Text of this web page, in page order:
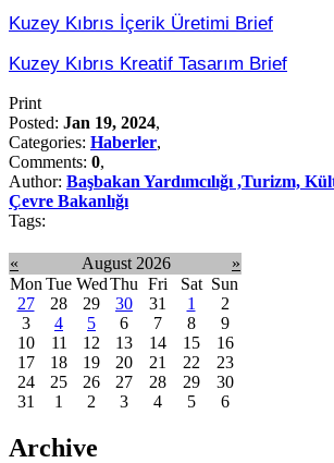
Kuzey Kıbrıs İçerik Üretimi Brief
Kuzey Kıbrıs Kreatif Tasarım Brief
Print
Posted: Jan 19, 2024,
Categories: Haberler,
Comments: 0,
Author: Başbakan Yardımcılığı ,Turizm,
Çevre Bakanlığı
Tags:
« August 2026
»
Mon Tue WedThu Fri Sat Sun
27
28 29 30 31 1
2
3
4 5 6 7 8
9
10
11 12 13 14 15
16
17
18 19 20 21 22
23
24
25 26 27 28 29
30
31
1 2 3 4 5 6
Archive